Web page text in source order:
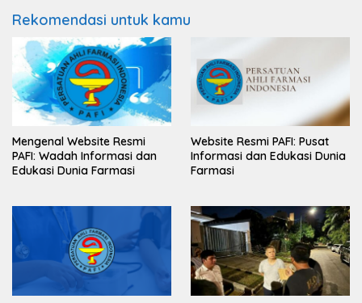
Rekomendasi untuk kamu
Mengenal Website Resmi
PAFI: Wadah Informasi dan
Edukasi Dunia Farmasi
Website Resmi PAFI: Pusat
Informasi dan Edukasi Dunia
Farmasi